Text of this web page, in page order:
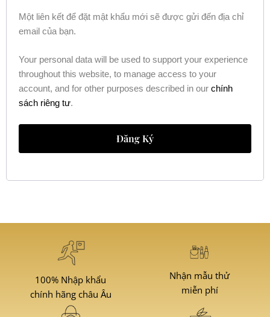
Một liên kết để đặt mật khẩu mới sẽ được gửi đến địa chỉ
email của bạn.
Your personal data will be used to support your experience
throughout this website, to manage access to your
account, and for other purposes described in our chính
sách riêng tư.
Đăng Ký
100% Nhập khẩu
chính hãng châu Âu
Nhận mẫu thử
miễn phí